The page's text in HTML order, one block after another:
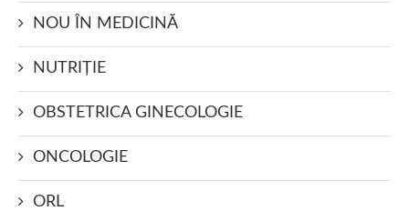
NOU ÎN MEDICINĂ
NUTRIŢIE
OBSTETRICA GINECOLOGIE
ONCOLOGIE
ORL